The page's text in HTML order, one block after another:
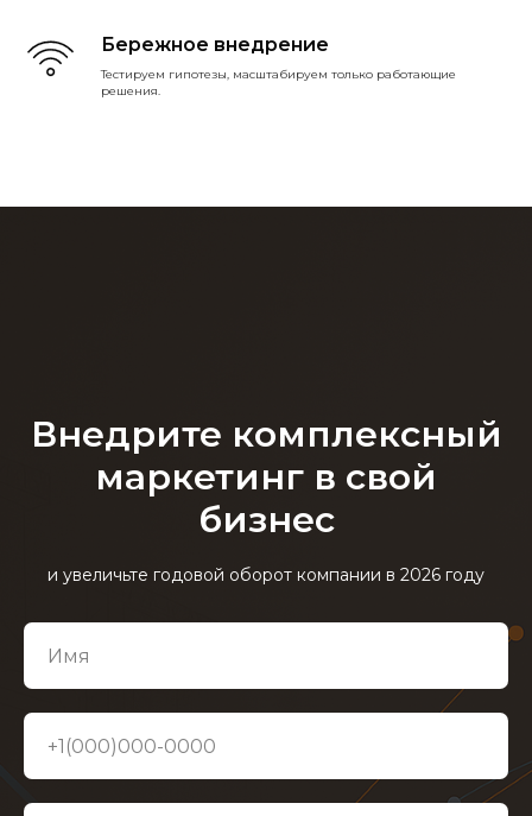
Бережное внедрение
Тестируем гипотезы, масштабируем только работающие
решения.
Внедрите комплексный
маркетинг в свой
бизнес
и увеличьте годовой оборот компании в 2026 году